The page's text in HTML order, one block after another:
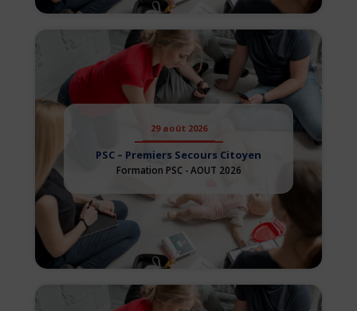
29 août 2026
PSC – Premiers Secours Citoyen
Formation PSC - AOUT 2026